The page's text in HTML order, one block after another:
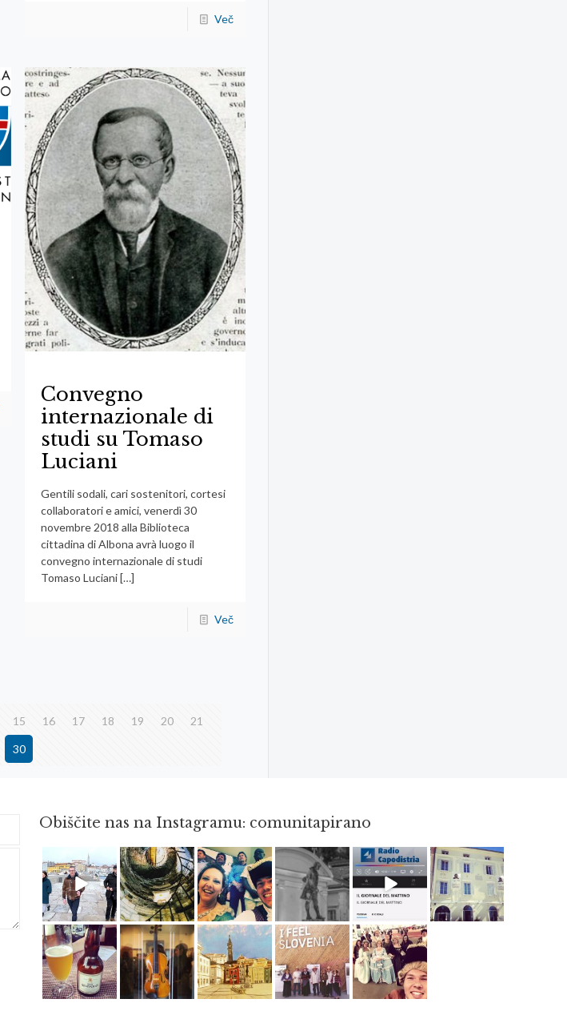
Več
Convegno
internazionale di
studi su Tomaso
Luciani
Gentili sodali, cari sostenitori, cortesi
collaboratori e amici, venerdì 30
novembre 2018 alla Biblioteca
cittadina di Albona avrà luogo il
convegno internazionale di studi
Tomaso Luciani[…]
Več
15 16 17 18 19 20 21
30
Obiščite nas na Instagramu: comunitapirano
Feb 16 Avg 3 Maj 23 Apr 18 Dec 14 Apr 3
Jun 3 Apr 8 Jun 12 Maj 2 Maj 15